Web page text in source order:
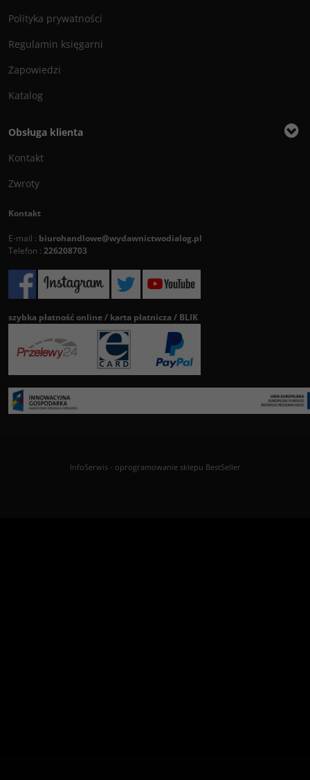
Polityka prywatności
Regulamin księgarni
Zapowiedzi
Katalog
Obsługa klienta
Kontakt
Zwroty
Kontakt
E-mail : biurohandlowe@wydawnictwodialog.pl
Telefon : 226208703
szybka płatność online / karta płatnicza / BLIK
InfoSerwis- oprogramowanie sklepu BestSeller